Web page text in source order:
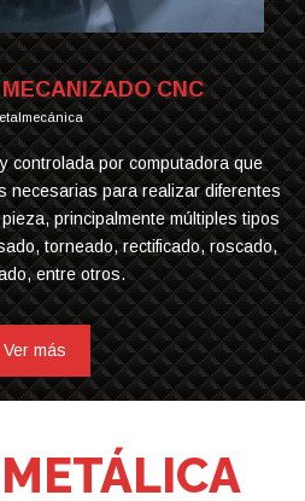
CNC
controlada por computadora que
necesarias para realizar diferentes
principalmente múltiples tipos
torneado, rectificado, roscado,
entre otros.
Ver más